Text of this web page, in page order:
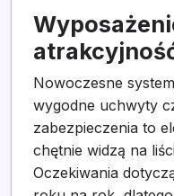
Nowoczesne
wygodne uchwyty
zabezpieczenia to
chętnie widzą na
Oczekiwania